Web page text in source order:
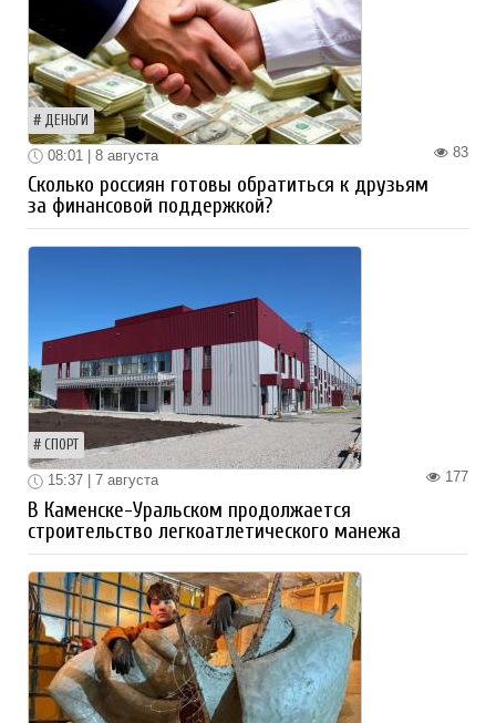
ДЕНЬГИ
83
08:01 | 8 августа
Сколько россиян готовы обратиться к друзьям
за финансовой поддержкой?
СПОРТ
177
15:37 | 7 августа
В Каменске-Уральском продолжается
строительство легкоатлетического манежа